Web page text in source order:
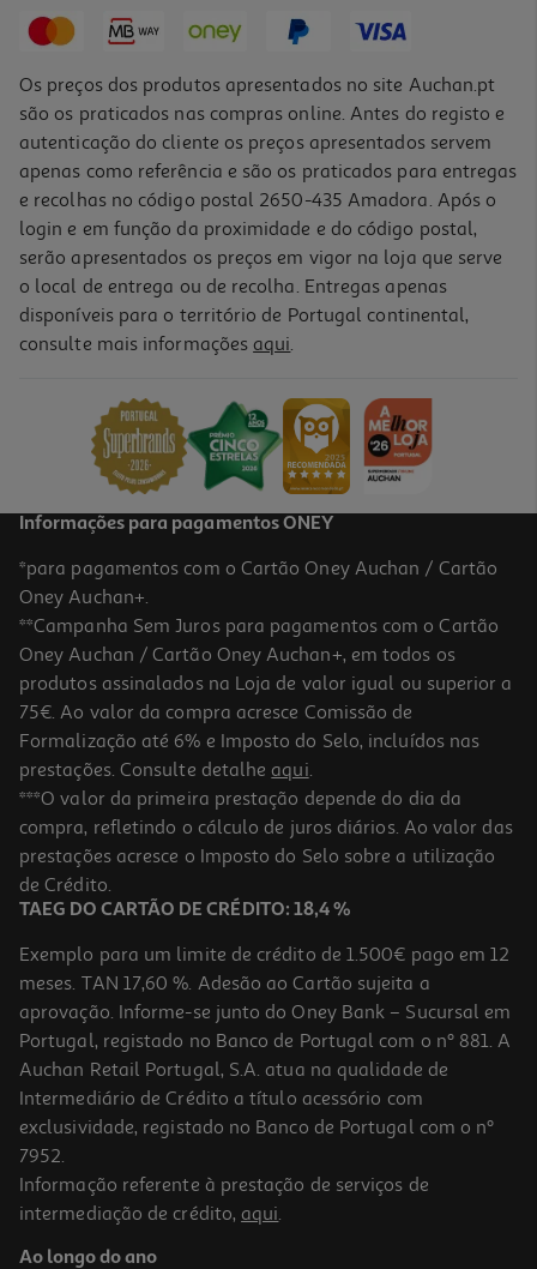
-20%
Chupeta Comfort Chicco Silicone Rosa 0-6 Meses 2 Unidades
Price reduced from
Chupeta Dr. Brown's Prevent Noite Rosa 0-6m 2un
9.53 €/un
9,53 €
Chupeta Mam Original Start 0-2m Rosa 2un
5.13 €/un
Os preços dos produtos apresentados no site Auchan.pt
são os praticados nas compras online. Antes do registo e
autenticação do cliente os preços apresentados servem
apenas como referência e são os praticados para entregas
e recolhas no código postal 2650-435 Amadora. Após o
login e em função da proximidade e do código postal,
serão apresentados os preços em vigor na loja que serve
o local de entrega ou de recolha. Entregas apenas
disponíveis para o território de Portugal continental,
consulte mais informações aqui.
Informações para pagamentos ONEY
*para pagamentos com o Cartão Oney Auchan / Cartão
Oney Auchan+.
**Campanha Sem Juros para pagamentos com o Cartão
Oney Auchan / Cartão Oney Auchan+, em todos os
produtos assinalados na Loja de valor igual ou superior a
75€. Ao valor da compra acresce Comissão de
Formalização até 6% e Imposto do Selo, incluídos nas
prestações. Consulte detalhe aqui.
***O valor da primeira prestação depende do dia da
compra, refletindo o cálculo de juros diários. Ao valor das
prestações acresce o Imposto do Selo sobre a utilização
de Crédito.
TAEG DO CARTÃO DE CRÉDITO: 18,4 %
Exemplo para um limite de crédito de 1.500€ pago em 12
meses. TAN 17,60 %. Adesão ao Cartão sujeita a
aprovação. Informe-se junto do Oney Bank – Sucursal em
Portugal, registado no Banco de Portugal com o nº 881. A
Auchan Retail Portugal, S.A. atua na qualidade de
Intermediário de Crédito a título acessório com
exclusividade, registado no Banco de Portugal com o nº
7952.
Informação referente à prestação de serviços de
intermediação de crédito, aqui.
Ao longo do ano